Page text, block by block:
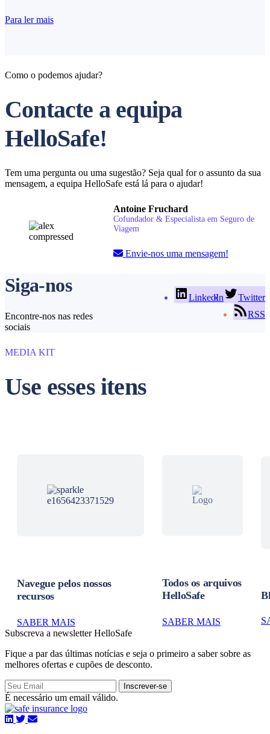
Para ler mais
Como o podemos ajudar?
Contacte a equipa
HelloSafe!
Tem uma pergunta ou uma sugestão? Seja qual for o assunto da sua
mensagem, a equipa HelloSafe está lá para o ajudar!
Antoine Fruchard
Cofundador & Especialista em Seguro de
Viagem
Envie-nos uma mensagem!
Siga-nos
Encontre-nos nas redes
sociais
LinkedIn
Twitter
RSS
MEDIA KIT
Use esses itens
Navegue pelos nossos
recursos
SABER MAIS
Todos os arquivos
HelloSafe
SABER MAIS
Subscreva a newsletter HelloSafe
Fique a par das últimas notícias e seja o primeiro a saber sobre as
melhores ofertas e cupões de desconto.
Inscrever-se
É necessário um email válido.